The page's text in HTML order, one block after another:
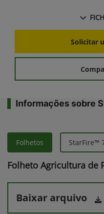
Solicitar
Informações sobre
Folhetos StarFire™
Folheto Agricultura de
Baixar arquivo